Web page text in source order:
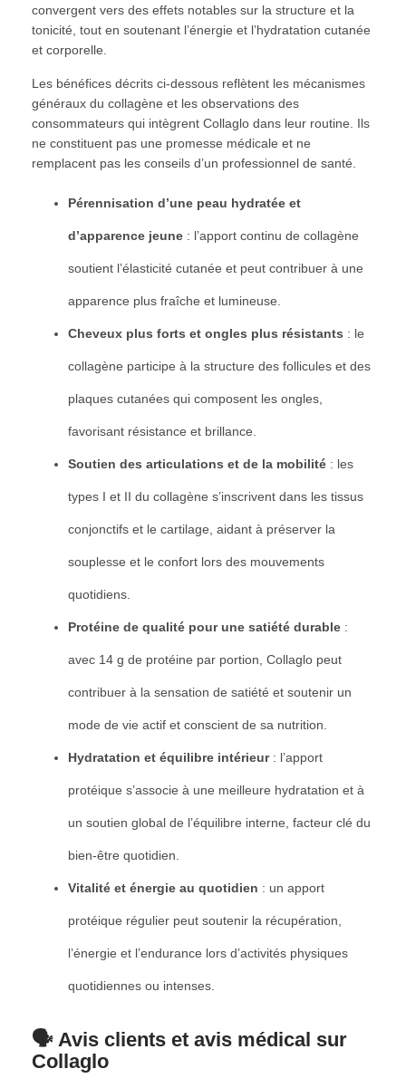
convergent vers des effets notables sur la structure et la
tonicité, tout en soutenant l’énergie et l’hydratation cutanée
et corporelle.
Les bénéfices décrits ci-dessous reflètent les mécanismes
généraux du collagène et les observations des
consommateurs qui intègrent Collaglo dans leur routine. Ils
ne constituent pas une promesse médicale et ne
remplacent pas les conseils d’un professionnel de santé.
Pérennisation d’une peau hydratée et
d’apparence jeune : l’apport continu de collagène
soutient l’élasticité cutanée et peut contribuer à une
apparence plus fraîche et lumineuse.
Cheveux plus forts et ongles plus résistants : le
collagène participe à la structure des follicules et des
plaques cutanées qui composent les ongles,
favorisant résistance et brillance.
Soutien des articulations et de la mobilité : les
types I et II du collagène s’inscrivent dans les tissus
conjonctifs et le cartilage, aidant à préserver la
souplesse et le confort lors des mouvements
quotidiens.
Protéine de qualité pour une satiété durable :
avec 14 g de protéine par portion, Collaglo peut
contribuer à la sensation de satiété et soutenir un
mode de vie actif et conscient de sa nutrition.
Hydratation et équilibre intérieur: l’apport
protéique s’associe à une meilleure hydratation et à
un soutien global de l’équilibre interne, facteur clé du
bien-être quotidien.
Vitalité et énergie au quotidien : un apport
protéique régulier peut soutenir la récupération,
l’énergie et l’endurance lors d’activités physiques
quotidiennes ou intenses.
🗣️ Avis clients et avis médical sur
Collaglo